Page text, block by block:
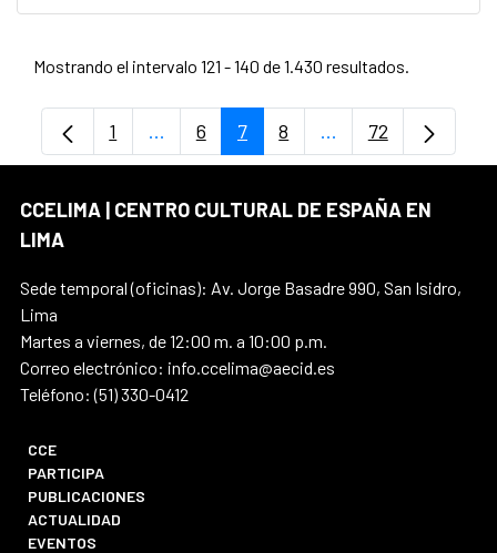
Mostrando el intervalo 121 - 140 de 1.430 resultados.
Página
1 ...Páginas intermedias Use TAB para
Página
6 Página
7 Página
8 ...PáginasPágina
72
CCELIMA | CENTRO CULTURAL DE ESPAÑA EN
LIMA
Sede temporal (oficinas): Av. Jorge Basadre 990, San Isidro,
Lima
Martes a viernes, de 12:00 m. a 10:00 p.m.
Correo electrónico: info.ccelima@aecid.es
Teléfono: (51) 330-0412
CCE
PARTICIPA
PUBLICACIONES
ACTUALIDAD
EVENTOS